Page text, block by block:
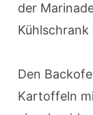
der
Kühlschrank
Den
Kartoffeln